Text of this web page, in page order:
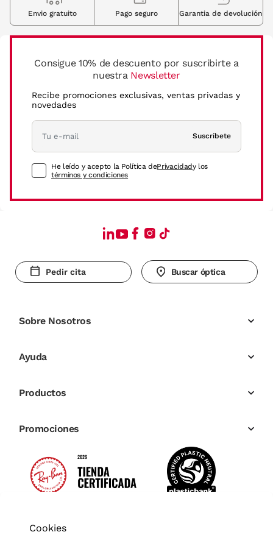
Consigue 10% de descuento por suscribirte a
nuestra Newsletter
Recibe promociones exclusivas, ventas privadas y
novedades
Suscríbete
He leído y acepto la Política dePrivacidady los
términos y condiciones
Envio gratuito Pago seguro Garantia de devolución
Pedir cita Buscar óptica
Sobre Nosotros
Ayuda
Productos
Promociones
Cookies